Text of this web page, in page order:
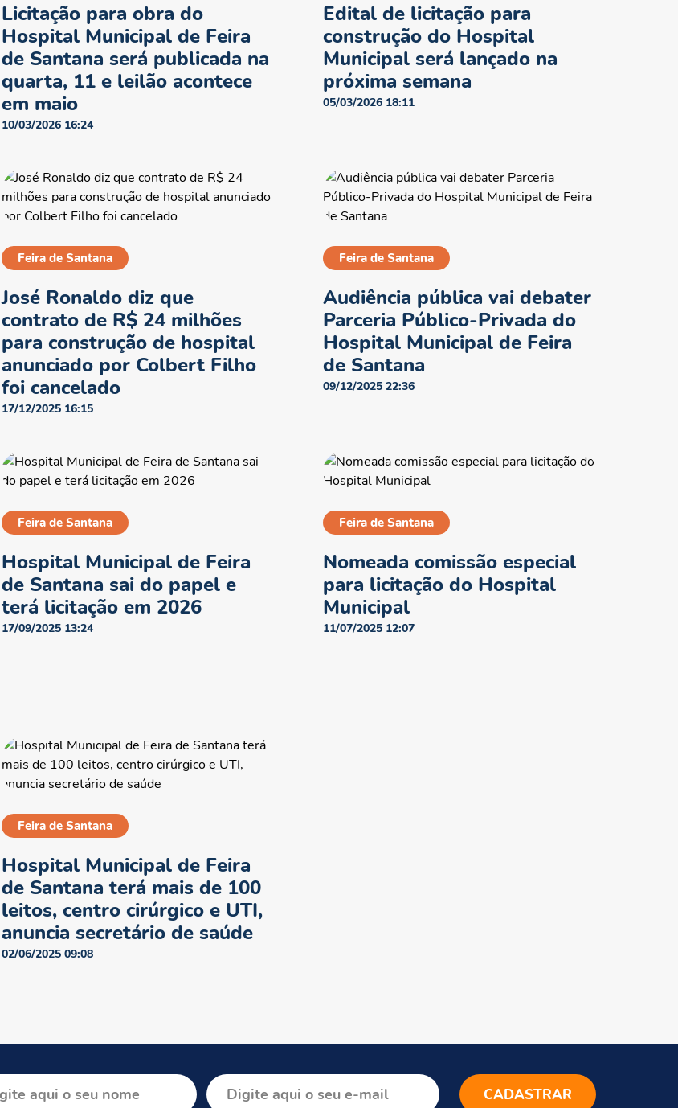
Licitação para obra do
Hospital Municipal de Feira
de Santana será publicada na
quarta, 11 e leilão acontece
em maio
10/03/2026 16:24
Edital de licitação para
construção do Hospital
Municipal será lançado na
próxima semana
05/03/2026 18:11
Feira de Santana
José Ronaldo diz que
contrato de R$ 24 milhões
para construção de hospital
anunciado por Colbert Filho
foi cancelado
17/12/2025 16:15
Feira de Santana
Audiência pública vai debater
Parceria Público-Privada do
Hospital Municipal de Feira
de Santana
09/12/2025 22:36
Feira de Santana
Hospital Municipal de Feira
de Santana sai do papel e
terá licitação em 2026
17/09/2025 13:24
Feira de Santana
Nomeada comissão especial
para licitação do Hospital
Municipal
11/07/2025 12:07
Feira de Santana
Hospital Municipal de Feira
de Santana terá mais de 100
leitos, centro cirúrgico e UTI,
anuncia secretário de saúde
02/06/2025 09:08